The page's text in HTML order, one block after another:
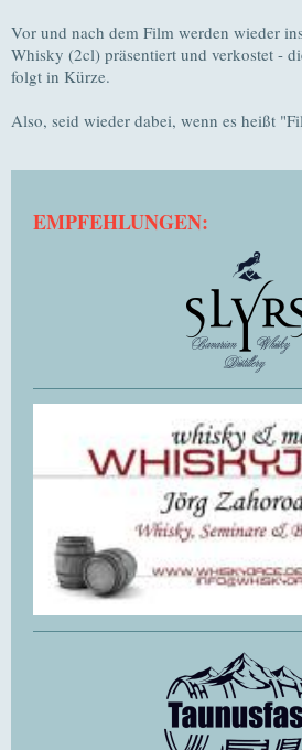
Vor und nach dem Film werden wieder
Whisky (2cl) präsentiert und verkostet -
folgt in Kürze.
Also, seid wieder dabei, wenn es heißt
EMPFEHLUNGEN: